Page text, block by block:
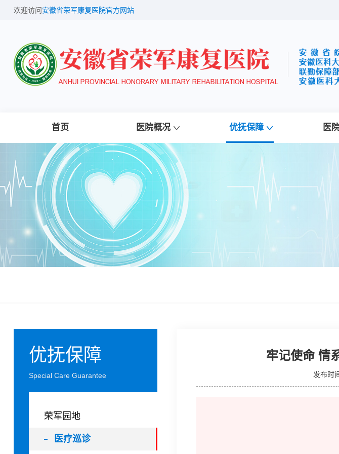
欢迎访问安徽省荣军康复医院官方网站
首页 医院概况 优抚保障 医
优抚保障
Special Care Guarantee
荣军园地
医疗巡诊
牢记使命 情
发布时